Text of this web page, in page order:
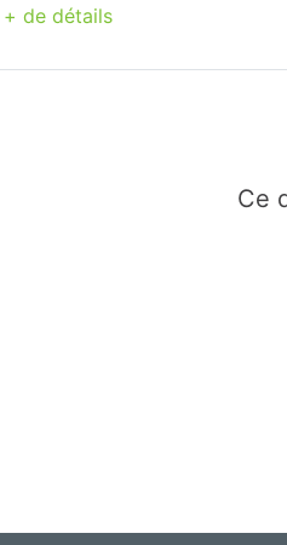
+ de détails
Ce